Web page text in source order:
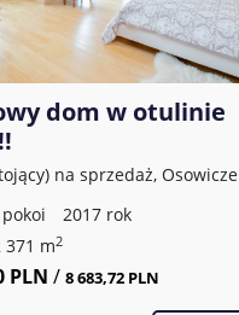
dom w otulinie
na sprzedaż, Osowicze
2017 rok
371 m2
PLN/8 683,72 PLN